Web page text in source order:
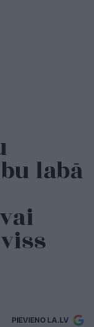
labā
PIEVIENO LA.LV